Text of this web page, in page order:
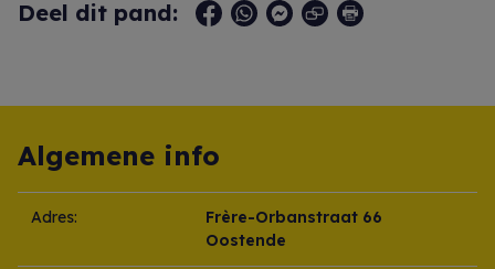
Deel dit pand:
Algemene info
Adres:
Frère-Orbanstraat 66
Oostende